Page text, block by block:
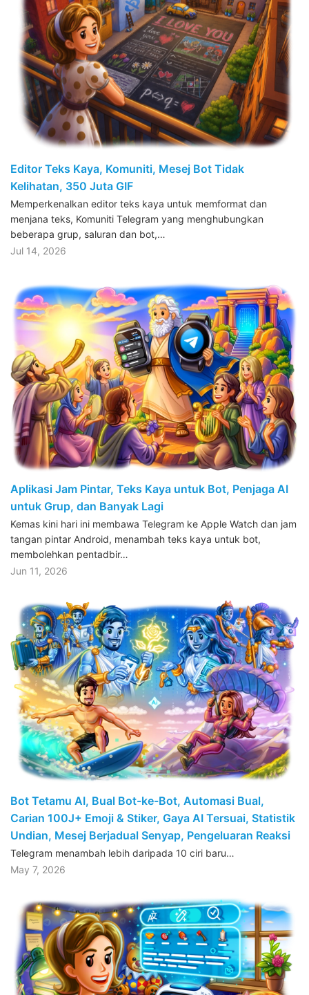
Editor Teks Kaya, Komuniti, Mesej Bot Tidak
Kelihatan, 350 Juta GIF
Memperkenalkan editor teks kaya untuk memformat dan
menjana teks, Komuniti Telegram yang menghubungkan
beberapa grup, saluran dan bot,…
Jul 14, 2026
Aplikasi Jam Pintar, Teks Kaya untuk Bot, Penjaga AI
untuk Grup, dan Banyak Lagi
Kemas kini hari ini membawa Telegram ke Apple Watch dan jam
tangan pintar Android, menambah teks kaya untuk bot,
membolehkan pentadbir…
Jun 11, 2026
Bot Tetamu AI, Bual Bot-ke-Bot, Automasi Bual,
Carian 100J+ Emoji & Stiker, Gaya AI Tersuai, Statistik
Undian, Mesej Berjadual Senyap, Pengeluaran Reaksi
Telegram menambah lebih daripada 10 ciri baru…
May 7, 2026